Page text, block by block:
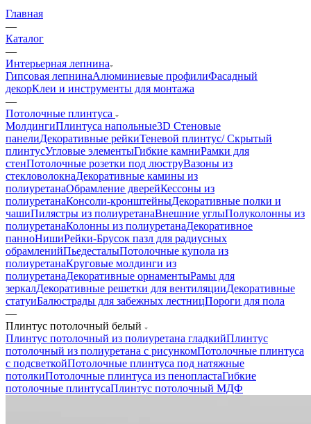
Главная
—
Каталог
—
Интерьерная лепнина
Гипсовая лепнинаАлюминиевые профилиФасадный
декорКлеи и инструменты для монтажа
—
Потолочные плинтуса
МолдингиПлинтуса напольные3D Стеновые
панелиДекоративные рейкиТеневой плинтус/ Скрытый
плинтусУгловые элементыГибкие камниРамки для
стенПотолочные розетки под люструВазоны из
стекловолокнаДекоративные камины из
полиуретанаОбрамление дверейКессоны из
полиуретанаКонсоли-кронштейныДекоративные полки и
чашиПилястры из полиуретанаВнешние углыПолуколонны из
полиуретанаКолонны из полиуретанаДекоративное
панноНишиРейки-Брусок пазл для радиусных
обрамленийПьедесталыПотолочные купола из
полиуретанаКруговые молдинги из
полиуретанаДекоративные орнаментыРамы для
зеркалДекоративные решетки для вентиляцииДекоративные
статуиБалюстрады для забежных лестницПороги для пола
—
Плинтус потолочный белый
Плинтус потолочный из полиуретана гладкийПлинтус
потолочный из полиуретана с рисункомПотолочные плинтуса
с подсветкойПотолочные плинтуса под натяжные
потолкиПотолочные плинтуса из пенопластаГибкие
потолочные плинтусаПлинтус потолочный МДФ